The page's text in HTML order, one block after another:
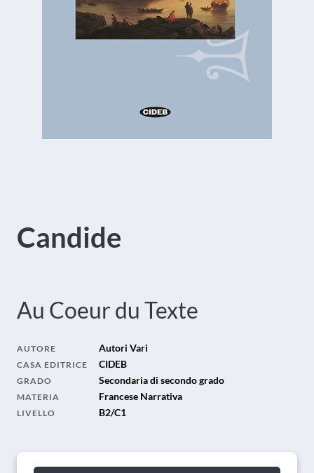
Candide
Au Coeur du Texte
AUTORE Autori Vari
CASA EDITRICE CIDEB
GRADO Secondaria di secondo grado
MATERIA Francese Narrativa
LIVELLO B2/C1